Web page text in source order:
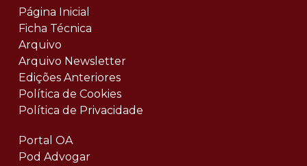
Página Inicial
Ficha Técnica
Arquivo
Arquivo Newsletter
Edições Anteriores
Política de Cookies
Política de Privacidade
Portal OA
Pod Advogar